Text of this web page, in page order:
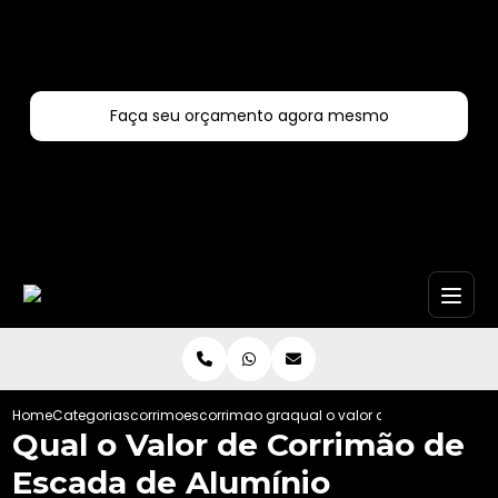
Faça seu orçamento agora mesmo
HomeCategoriascorrimoescorrimao grande sao pauloqual o valor de corrimao de
Qual o Valor de Corrimão de
Escada de Alumínio